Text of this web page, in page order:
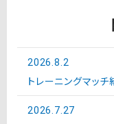
2026.8.2
トレーニングマッ
2026.7.27